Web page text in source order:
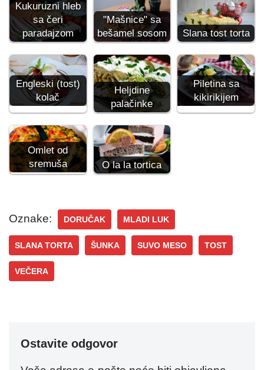
Kukuruzni hleb
sa čeri
paradajzom
"Mašnice" sa
bešamel sosom
Slana tost torta
Engleski (tost)
kolač
Heljdine
palačinke
Piletina sa
kikirikijem
Omlet od
sremuša
O la la tortica
Oznake: DORUČAK MLADI LUK
SLANA TORTA ŠUNKA SUVO MESO TOST
VEČERA
Ostavite odgovor